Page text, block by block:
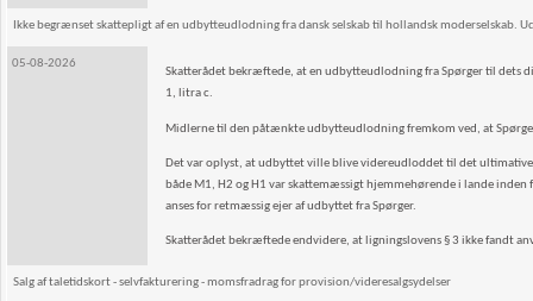
Ikke begrænset skattepligt af en udbytteudlodning fra dansk selskab til hollandsk moderselskab.
05-08-2026
Skatterådet bekræftede, at en udbytteudlodning fra Spørger til dets
1, litra c.
Midlerne til den påtænkte udbytteudlodning fremkom ved, at
Det var oplyst, at udbyttet ville blive videreudloddet til det
både M1, H2 og H1 var skattemæssigt hjemmehørende i lande
anses for retmæssig ejer af udbyttet fra Spørger.
Skatterådet bekræftede endvidere, at ligningslovens § 3 ikke fandt
Salg af taletidskort - selvfakturering - momsfradrag for provision/videresalgsydelser